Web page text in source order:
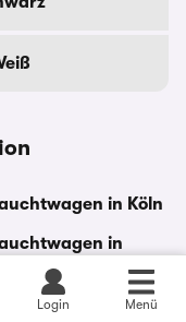
Login Menü
in Köln
in
in